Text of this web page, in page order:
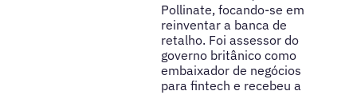
Pollinate, focando-se em
reinventar a banca de
retalho. Foi assessor do
governo britânico como
embaixador de negócios
para fintech e recebeu a